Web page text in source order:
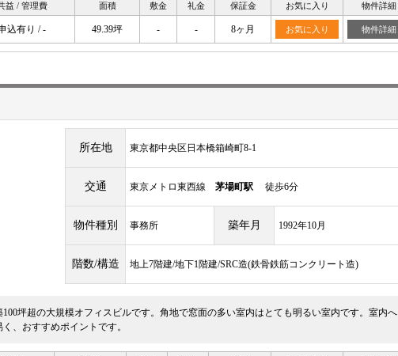
益 / 管理費 面積 敷金 礼金 保証金 お気に入り 物件詳細
込有り / - 49.39坪 - - 8ヶ月 お気に入り 物件詳細
所在地 東京都中央区日本橋箱崎町8-1
交通 東京メトロ東西線 茅場町駅 徒歩6分
物件種別 事務所 築年月 1992年10月
階数/構造 地上7階建/地下1階建/SRC造(鉄骨鉄筋コンクリート造)
坪超の大規模オフィスビルです。角地で窓面の多い室内はとても明るい室内です。室内へ
、おすすめポイントです。